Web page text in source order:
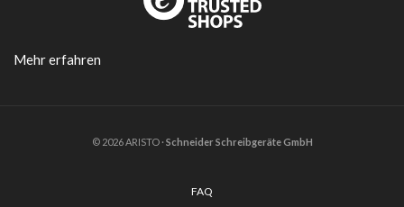
Mehr erfahren
© 2026 ARISTO · Schneider Schreibgeräte GmbH
FAQ